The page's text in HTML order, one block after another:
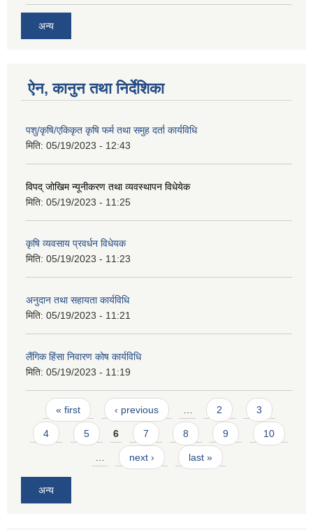
अन्य
ऐन, कानुन तथा निर्देशिका
पशु/कृषि/एकिकृत कृषि फर्म तथा समुह दर्ता कार्यविधि
मिति: 05/19/2023 - 12:43
विपद् जोखिम न्यूनीकरण तथा व्यवस्थापन विधेयेक
मिति: 05/19/2023 - 11:25
कृषि व्यवसाय प्रवर्धन विधेयक
मिति: 05/19/2023 - 11:23
अनुदान तथा सहायता कार्यविधि
मिति: 05/19/2023 - 11:21
लैंगिक हिंसा निवारण कोष कार्यविधि
मिति: 05/19/2023 - 11:19
Pages
« first ‹ previous … 2 3
4 5 6 7 8 9 10
… next › last »
अन्य